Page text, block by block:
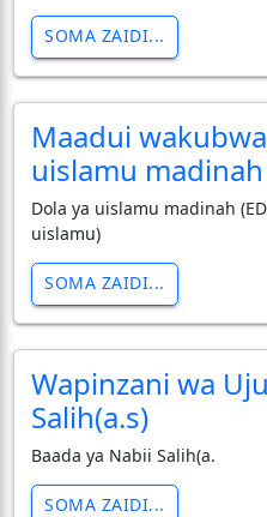
SOMA ZAIDI...
Maadui
uislamu madinah
Dola ya uislamu madinah
uislamu)
SOMA ZAIDI...
Wapinzani wa
Salih(a.s)
Baada ya Nabii Salih(a.
SOMA ZAIDI...